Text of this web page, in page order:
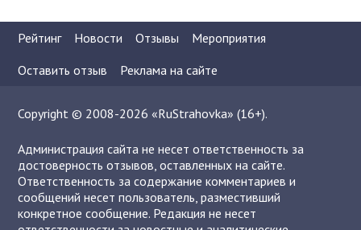
Рейтинг Новости Отзывы
Мероприятия
Оставить отзыв
Реклама на сайте
Copyright © 2008-2026 «RuStrahovka» (16+).
Администрация сайта не несет ответственность за
достоверность отзывов, оставленных на сайте.
Ответственность за содержание комментариев и
сообщений несет пользователь, разместивший
конкретное сообщение. Редакция не несет